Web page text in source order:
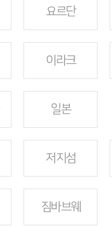
요르단
이라크
일본
저지섬
짐바브웨